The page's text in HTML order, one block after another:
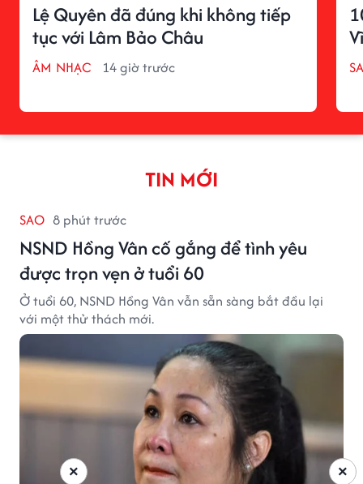
Lệ Quyên đã đúng khi không tiếp
tục với Lâm Bảo Châu
ÂM NHẠC 14 giờ trước
TIN MỚI
SAO 8 phút trước
NSND Hồng Vân cố gắng để tình yêu
được trọn vẹn ở tuổi 60
Ở tuổi 60, NSND Hồng Vân vẫn sẵn sàng bắt đầu lại
với một thử thách mới.
×
×